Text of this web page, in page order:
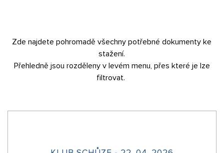
Zde najdete pohromadě všechny potřebné dokumenty ke
stažení.
Přehledně jsou rozděleny v levém menu, přes které je lze
filtrovat.